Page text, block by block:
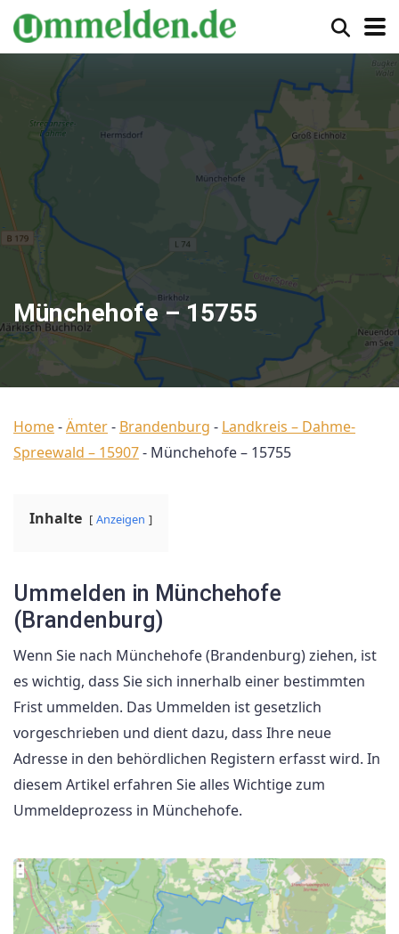
Münchehofe – 15755
Home-Ämter- Brandenburg - Landkreis – Dahme-
Spreewald – 15907- Münchehofe – 15755
Inhalte Anzeigen
Ummelden in Münchehofe
(Brandenburg)
Wenn Sie nach Münchehofe (Brandenburg) ziehen, ist
es wichtig, dass Sie sich innerhalb einer bestimmten
Frist ummelden. Das Ummelden ist gesetzlich
vorgeschrieben und dient dazu, dass Ihre neue
Adresse in den behördlichen Registern erfasst wird. In
diesem Artikel erfahren Sie alles Wichtige zum
Ummeldeprozess in Münchehofe.